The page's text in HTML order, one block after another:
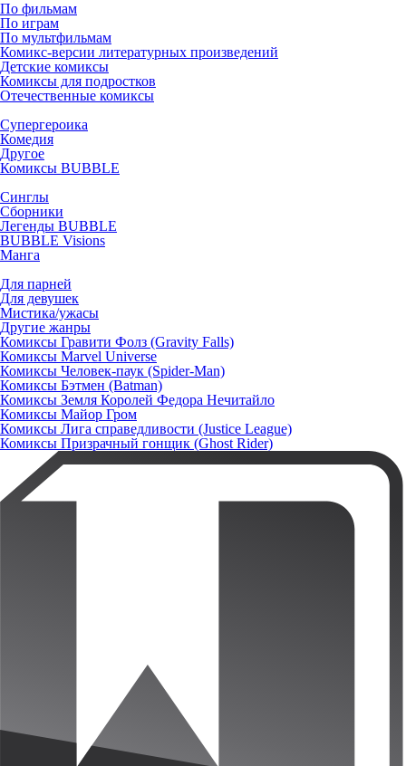
По фильмам
По играм
По мультфильмам
Комикс-версии литературных произведений
Детские комиксы
Комиксы для подростков
Отечественные комиксы
Супергероика
Комедия
Другое
Комиксы BUBBLE
Синглы
Сборники
Легенды BUBBLE
BUBBLE Visions
Манга
Для парней
Для девушек
Мистика/ужасы
Другие жанры
Комиксы Гравити Фолз (Gravity Falls)
Комиксы Marvel Universe
Комиксы Человек-паук (Spider-Man)
Комиксы Бэтмен (Batman)
Комиксы Земля Королей Федора Нечитайло
Комиксы Майор Гром
Комиксы Лига справедливости (Justice League)
Комиксы Призрачный гонщик (Ghost Rider)